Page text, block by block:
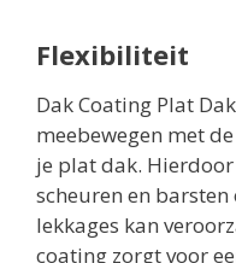
Flexibiliteit
Dak Coating Plat
meebewegen met
je plat dak.
scheuren en
lekkages kan
coating zorgt voor